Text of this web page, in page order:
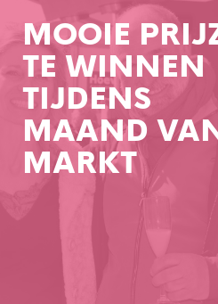
MOOIE
TE WINNEN
TIJDENS
MAAND
MARKT